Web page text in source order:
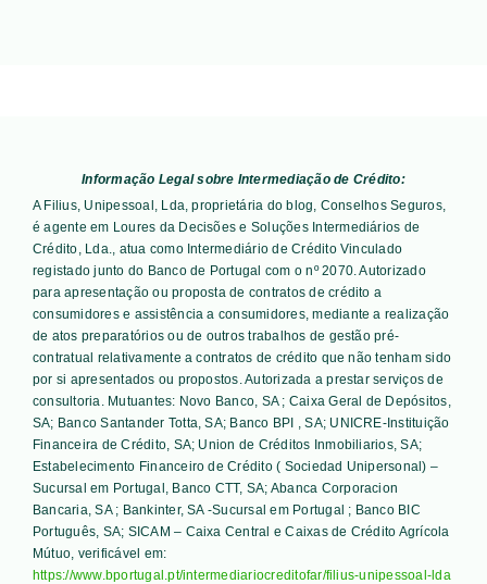
Informação Legal sobre Intermediação de Crédito:
A Filius, Unipessoal, Lda, proprietária do blog, Conselhos Seguros,
é agente em Loures da Decisões e Soluções Intermediários de
Crédito, Lda., atua como Intermediário de Crédito Vinculado
registado junto do Banco de Portugal com o nº 2070. Autorizado
para apresentação ou proposta de contratos de crédito a
consumidores e assistência a consumidores, mediante a realização
de atos preparatórios ou de outros trabalhos de gestão pré-
contratual relativamente a contratos de crédito que não tenham sido
por si apresentados ou propostos. Autorizada a prestar serviços de
consultoria. Mutuantes: Novo Banco, SA ; Caixa Geral de Depósitos,
SA; Banco Santander Totta, SA; Banco BPI , SA; UNICRE-Instituição
Financeira de Crédito, SA; Union de Créditos Inmobiliarios, SA;
Estabelecimento Financeiro de Crédito ( Sociedad Unipersonal) –
Sucursal em Portugal, Banco CTT, SA; Abanca Corporacion
Bancaria, SA ; Bankinter, SA -Sucursal em Portugal ; Banco BIC
Português, SA; SICAM – Caixa Central e Caixas de Crédito Agrícola
Mútuo , verificável em:
https://www.bportugal.pt/intermediariocreditofar/filius-unipessoal-lda